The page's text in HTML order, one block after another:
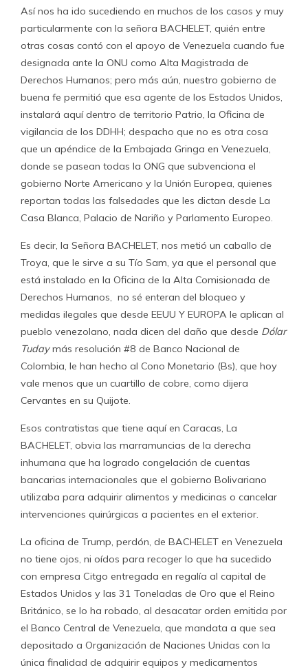
Así nos ha ido sucediendo en muchos de los casos y muy
particularmente con la señora BACHELET, quién entre
otras cosas contó con el apoyo de Venezuela cuando fue
designada ante la ONU como Alta Magistrada de
Derechos Humanos; pero más aún, nuestro gobierno de
buena fe permitió que esa agente de los Estados Unidos,
instalará aquí dentro de territorio Patrio, la Oficina de
vigilancia de los DDHH; despacho que no es otra cosa
que un apéndice de la Embajada Gringa en Venezuela,
donde se pasean todas la ONG que subvenciona el
gobierno Norte Americano y la Unión Europea, quienes
reportan todas las falsedades que les dictan desde La
Casa Blanca, Palacio de Nariño y Parlamento Europeo.
Es decir, la Señora BACHELET, nos metió un caballo de
Troya, que le sirve a su Tío Sam, ya que el personal que
está instalado en la Oficina de la Alta Comisionada de
Derechos Humanos, no sé enteran del bloqueo y
medidas ilegales que desde EEUU Y EUROPA le aplican al
pueblo venezolano, nada dicen del daño que desde Dólar
Tudaymás resolución #8 de Banco Nacional de
Colombia, le han hecho al Cono Monetario (Bs), que hoy
vale menos que un cuartillo de cobre, como dijera
Cervantes en su Quijote.
Esos contratistas que tiene aquí en Caracas, La
BACHELET, obvia las marramuncias de la derecha
inhumana que ha logrado congelación de cuentas
bancarias internacionales que el gobierno Bolivariano
utilizaba para adquirir alimentos y medicinas o cancelar
intervenciones quirúrgicas a pacientes en el exterior.
La oficina de Trump, perdón, de BACHELET en Venezuela
no tiene ojos, ni oídos para recoger lo que ha sucedido
con empresa Citgo entregada en regalía al capital de
Estados Unidos y las 31 Toneladas de Oro que el Reino
Británico, se lo ha robado, al desacatar orden emitida por
el Banco Central de Venezuela, que mandata a que sea
depositado a Organización de Naciones Unidas con la
única finalidad de adquirir equipos y medicamentos